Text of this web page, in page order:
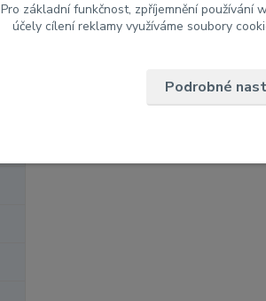
Pro základní funkčnost, zpříjemnění používání
účely cílení reklamy využíváme soubory
Podrobné